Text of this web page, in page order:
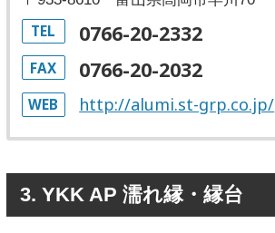
TEL 0766-20-2332
FAX 0766-20-2032
WEB http://alumi.st-grp.co.jp/
3. YKK AP 濡れ縁・縁台